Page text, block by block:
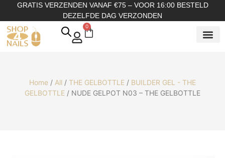
GRATIS VERZENDEN VANAF €75 – VOOR 16:00 BESTELD
DEZELFDE DAG VERZONDEN
0
Home / All / THE GELBOTTLE / BUILDER GEL - THE
GELBOTTLE / NUDE GELPOT N03 – THE GELBOTTLE